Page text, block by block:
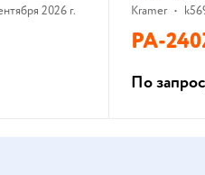
2026 г. Kramer •
PA-
По